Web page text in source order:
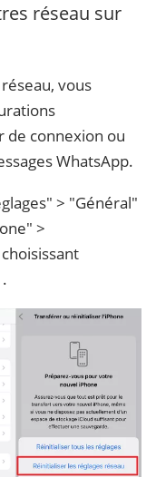
réseau sur
vous
de connexion ou
WhatsApp.
> "Général"
>